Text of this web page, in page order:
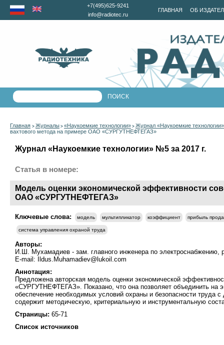
ГЛАВНАЯ ОБ
+7(495)625-9241
info@radiotec.ru
Главная > Журналы > «Наукоемкие технологии» > Журнал «Наукоемкие
вахтового метода на примере ОАО «СУРГУТНЕФТЕГАЗ»
Журнал «Наукоемкие технологии» №5 за 2017 г.
Статья в номере:
Модель оценки экономической эффективности
ОАО «СУРГУТНЕФТЕГАЗ»
Ключевые слова: модель мультипликатор коэффициент прибыль
система управления охраной труда
Авторы:
И.Ш. Мухамадиев - зам. главного инженера по
E-mail: Ildus.Muhamadiev@lukoil.com
Аннотация:
Предложена авторская модель оценки экономической
«СУРГУТНЕФТЕГАЗ». Показано, что она позволяет объединить на
обеспечение необходимых условий охраны и безопасности труда
содержит методическую, критериальную и инструментальную
Страницы: 65-71
Список источников